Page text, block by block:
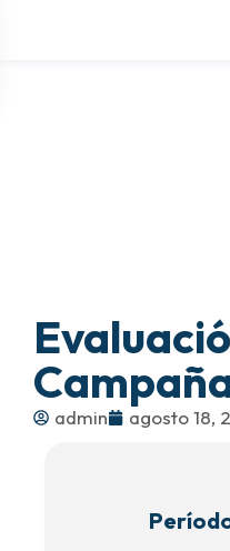
admin agosto 18,